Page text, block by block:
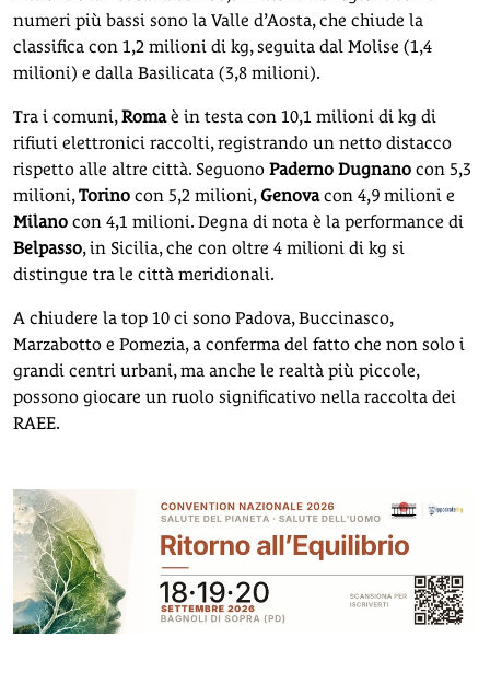
numeri più bassi sono la Valle d’Aosta, che chiude la
classifica con 1,2 milioni di kg, seguita dal Molise (1,4
milioni) e dalla Basilicata (3,8 milioni).
Tra i comuni,Romaè in testa con 10,1 milioni di kg di
rifiuti elettronici raccolti, registrando un netto distacco
rispetto alle altre città. Seguono Paderno Dugnano con 5,3
milioni,Torino con 5,2 milioni,Genovacon 4,9 milioni e
Milano con 4,1 milioni. Degna di nota è la performance di
Belpasso, in Sicilia, che con oltre 4 milioni di kg si
distingue tra le città meridionali.
A chiudere la top 10 ci sono Padova, Buccinasco,
Marzabotto e Pomezia, a conferma del fatto che non solo i
grandi centri urbani, ma anche le realtà più piccole,
possono giocare un ruolo significativo nella raccolta dei
RAEE.